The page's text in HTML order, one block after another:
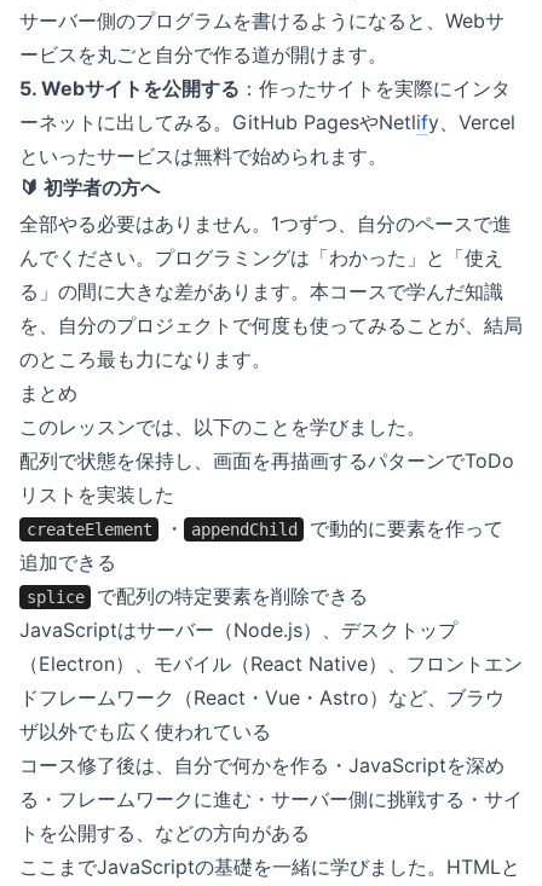
サーバー側のプログラムを書けるようになると、Webサ
ービスを丸ごと自分で作る道が開けます。
5. Webサイトを公開する ：作ったサイトを実際にインタ
ーネットに出してみる。GitHub PagesやNetlify、Vercel
といったサービスは無料で始められます。
🔰 初学者の方へ
全部やる必要はありません。1つずつ、自分のペースで進
んでください。プログラミングは「わかった」と「使え
る」の間に大きな差があります。本コースで学んだ知識
を、自分のプロジェクトで何度も使ってみることが、結局
のところ最も力になります。
まとめ
このレッスンでは、以下のことを学びました。
配列で状態を保持し、画面を再描画するパターンでToDo
リストを実装した
createElement ・ appendChild
で動的に要素を作って
追加できる
splice
で配列の特定要素を削除できる
JavaScriptはサーバー（Node.js）、デスクトップ
（Electron）、モバイル（React Native）、フロントエン
ドフレームワーク（React・Vue・Astro）など、ブラウ
ザ以外でも広く使われている
コース修了後は、自分で何かを作る・JavaScriptを深め
る・フレームワークに進む・サーバー側に挑戦する・サイ
トを公開する、などの方向がある
ここまでJavaScriptの基礎を一緒に学びました。HTMLと